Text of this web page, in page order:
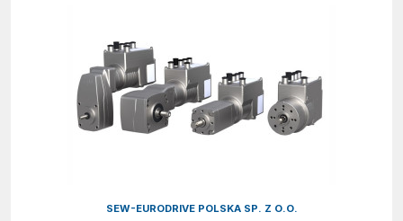
SEW-EURODRIVE POLSKA SP. Z O.O.